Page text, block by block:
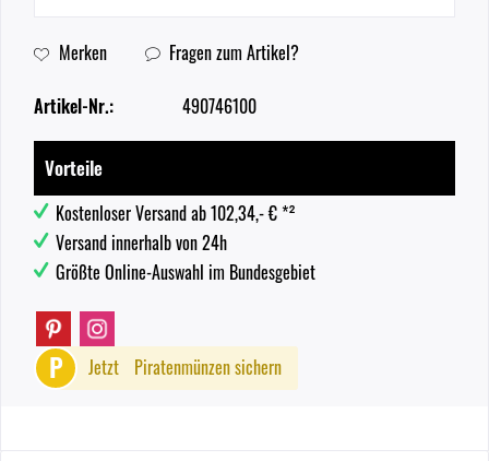
Merken Fragen zum Artikel?
Artikel-Nr.: 490746100
Vorteile
Kostenloser Versand ab 102,34,- € *²
Versand innerhalb von 24h
Größte Online-Auswahl im Bundesgebiet
P Jetzt Piratenmünzen sichern